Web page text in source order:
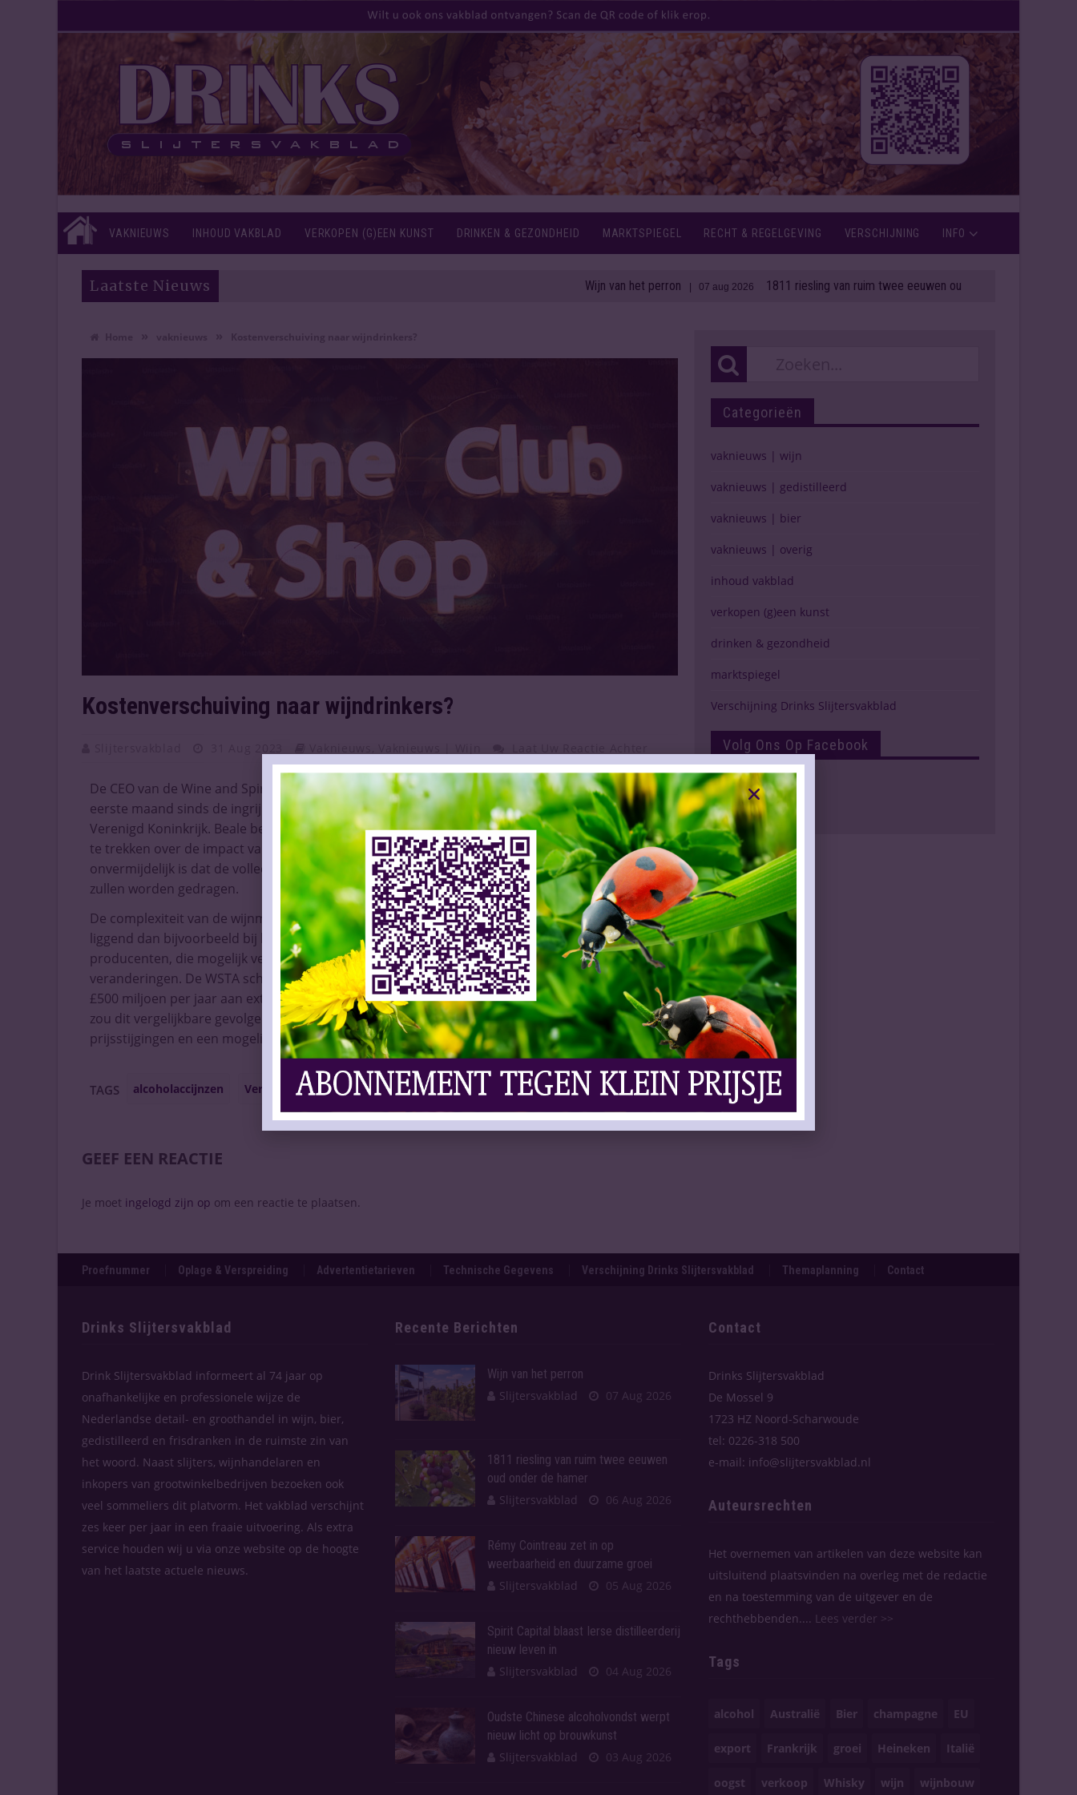
VAKNIEUWS INHOUD VAKBLAD VERKOPEN (G)EEN KUNST DRINKEN & GEZONDHEID MARKTSPIEGEL RECHT & REGELGEVING VERSCHIJNING INFO
Laatste Nieuws Wijn van het perron| 07 aug 2026 1811 riesling van ruim twee eeuwen oud onder de hamer
Kostenverschuiving naar wijndrinkers?
De CEO van de Wine and Spirit Trade Association (WSTA), Miles Beale, heeft gereageerd op de
eerste maand sinds de ingrijpende hervorming van alcoholaccijnzen werd ingevoerd in het
Verenigd Koninkrijk. Beale benadrukte dat hoewel het nog te vroeg is om definitieve conclusies
te trekken over de impact van de meer dan 20% stijging in de meeste wijnaccijnzen, het
onvermijdelijk is dat de volledige kosten van het nieuwe systeem uiteindelijk door wijndrinkers
zullen worden gedragen.
De complexiteit van de wijnmarkt maakt directe prijsaanpassingen minder voor de hand
liggend dan bijvoorbeeld bij brandstof. Dit kan ook gelden voor Nederlandse wijnverkopers en -
producenten, die mogelijk verschillende benaderingen hanteren in hun reactie op deze
veranderingen. De WSTA schat dat de uiteindelijke kosten voor Britse wijndrinkers meer dan
£500 miljoen per jaar aan extra accijns en BTW kunnen bedragen. Als deze trend zich doorzet,
zou dit vergelijkbare gevolgen kunnen hebben voor Nederlandse wijndrinkers, met potentiële
prijsstijgingen en een mogelijke impact op de consumentenvraag, aldus Beale.
TAGS alcoholaccijnzen Verenigd Koninkrijk wijn
GEEF EEN REACTIE
Je moet ingelogd zijn op om een reactie te plaatsen.
Categorieën
vaknieuws | wijn
vaknieuws | gedistilleerd
vaknieuws | bier
vaknieuws | overig
inhoud vakblad
verkopen (g)een kunst
drinken & gezondheid
marktspiegel
Verschijning Drinks Slijtersvakblad
Volg Ons Op Facebook
Proefnummer Oplage & Verspreiding Advertentietarieven Technische Gegevens Verschijning Drinks Slijtersvakblad Themaplanning Contact
Drinks Slijtersvakblad
Drink Slijtersvakblad informeert al 74 jaar op
onafhankelijke en professionele wijze de
Nederlandse detail- en groothandel in wijn, bier,
gedistilleerd en frisdranken in de ruimste zin van
het woord. Naast slijters, wijnhandelaren en
inkopers van grootwinkelbedrijven bezoeken ook
veel sommeliers dit platvorm. Het vakblad verschijnt
zes keer per jaar in een fraaie uitvoering. Als extra
service houden wij u via onze website op de hoogte
van het laatste actuele nieuws.
Recente Berichten
Wijn van het perron
Slijtersvakblad
07 Aug 2026
1811 riesling van ruim twee eeuwen
oud onder de hamer
Slijtersvakblad
06 Aug 2026
Rémy Cointreau zet in op
weerbaarheid en duurzame groei
Slijtersvakblad
05 Aug 2026
Spirit Capital blaast Ierse distilleerderij
nieuw leven in
Slijtersvakblad
04 Aug 2026
Oudste Chinese alcoholvondst werpt
nieuw licht op brouwkunst
Slijtersvakblad
03 Aug 2026
Contact
Drinks Slijtersvakblad
De Mossel 9
1723 HZ Noord-Scharwoude
tel: 0226-318 500
e-mail: info@slijtersvakblad.nl
Auteursrechten
Het overnemen van artikelen van deze website kan
uitsluitend plaatsvinden na overleg met de redactie
en na toestemming van de uitgever en de
rechthebbenden.... Lees verder >>
Tags
alcohol Australië Bier champagne EU
export Frankrijk groei Heineken Italië
oogst verkoop Whisky wijn wijnbouw